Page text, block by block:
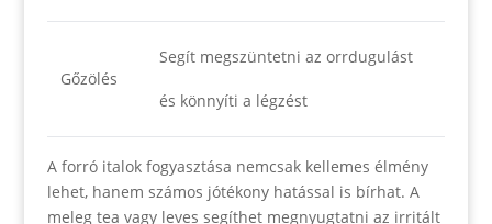
Gőzölés
Segít megszüntetni az orrdugulást
és könnyíti a légzést
A forró italok fogyasztása nemcsak kellemes élmény
lehet, hanem számos jótékony hatással is bírhat. A
meleg tea vagy leves segíthet megnyugtatni az irritált